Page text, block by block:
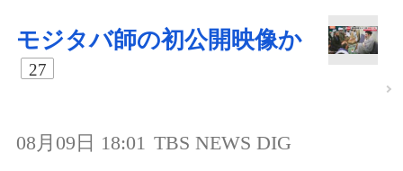
モジタバ師の初公開映像か
27
08月09日 18:01 TBS NEWS DIG